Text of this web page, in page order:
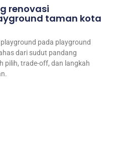
renovasi
taman kota
pada playground
dari sudut pandang
pilih, trade-off, dan langkah